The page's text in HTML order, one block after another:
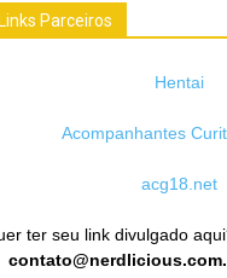
Parceiros
Hentai
Acompanhantes
acg18.net
ter seu link divulgado